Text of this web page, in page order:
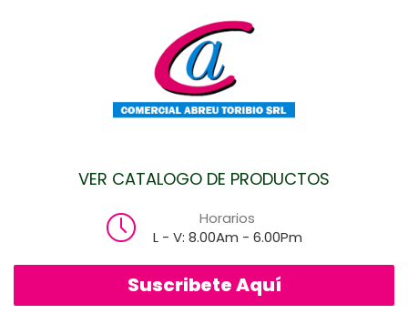
VER CATALOGO DE PRODUCTOS
Horarios
L - V: 8.00Am - 6.00Pm
Suscribete Aquí